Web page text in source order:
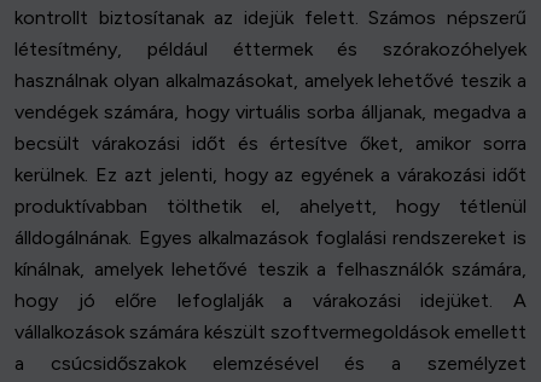
kontrollt biztosítanak az idejük felett. Számos népszerű
létesítmény, például éttermek és szórakozóhelyek
használnak olyan alkalmazásokat, amelyek lehetővé teszik a
vendégek számára, hogy virtuális sorba álljanak, megadva a
becsült várakozási időt és értesítve őket, amikor sorra
kerülnek. Ez azt jelenti, hogy az egyének a várakozási időt
produktívabban tölthetik el, ahelyett, hogy tétlenül
álldogálnának. Egyes alkalmazások foglalási rendszereket is
kínálnak, amelyek lehetővé teszik a felhasználók számára,
hogy jó előre lefoglalják a várakozási idejüket. A
vállalkozások számára készült szoftvermegoldások emellett
a csúcsidőszakok elemzésével és a személyzet